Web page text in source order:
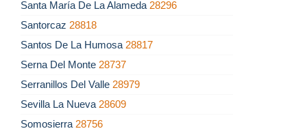
Santa María De La Alameda 28296
Santorcaz 28818
Santos De La Humosa 28817
Serna Del Monte 28737
Serranillos Del Valle 28979
Sevilla La Nueva 28609
Somosierra 28756